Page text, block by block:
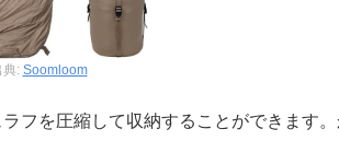
典: Soomloom
フを圧縮して収納することができます